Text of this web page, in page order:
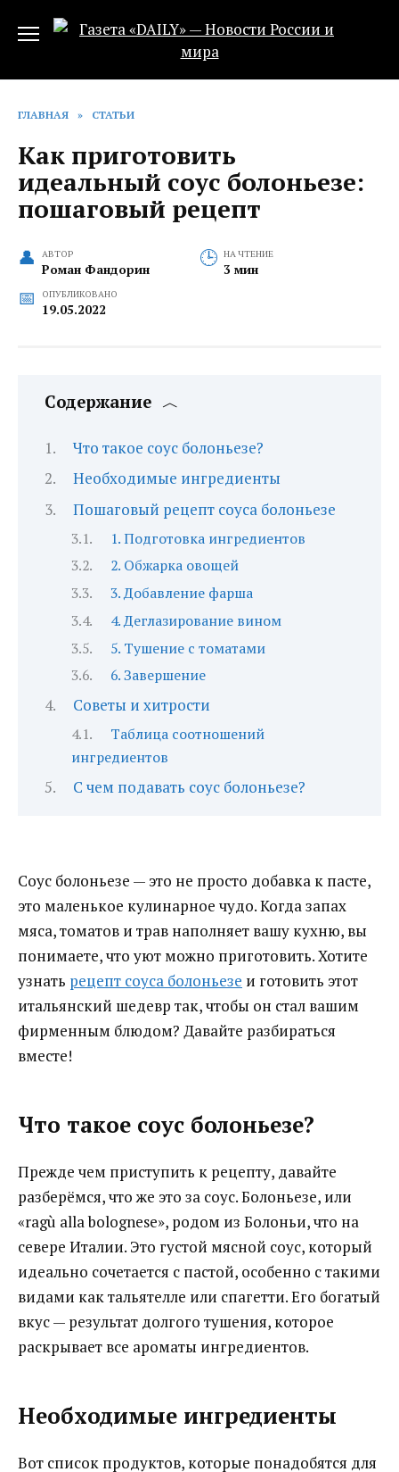
ГЛАВНАЯ » СТАТЬИ
Как приготовить
идеальный соус болоньезе:
пошаговый рецепт
АВТОР
Роман Фандорин
НА ЧТЕНИЕ
3 мин
ОПУБЛИКОВАНО
19.05.2022
Содержание
Что такое соус болоньезе?
Необходимые ингредиенты
Пошаговый рецепт соуса болоньезе
1. Подготовка ингредиентов
2. Обжарка овощей
3. Добавление фарша
4. Деглазирование вином
5. Тушение с томатами
6. Завершение
Советы и хитрости
Таблица соотношений
ингредиентов
С чем подавать соус болоньезе?
Соус болоньезе — это не просто добавка к пасте,
это маленькое кулинарное чудо. Когда запах
мяса, томатов и трав наполняет вашу кухню, вы
понимаете, что уют можно приготовить. Хотите
узнать рецепт соуса болоньезе и готовить этот
итальянский шедевр так, чтобы он стал вашим
фирменным блюдом? Давайте разбираться
вместе!
Что такое соус болоньезе?
Прежде чем приступить к рецепту, давайте
разберёмся, что же это за соус. Болоньезе, или
«ragù alla bolognese», родом из Болоньи, что на
севере Италии. Это густой мясной соус, который
идеально сочетается с пастой, особенно с такими
видами как тальятелле или спагетти. Его богатый
вкус — результат долгого тушения, которое
раскрывает все ароматы ингредиентов.
Необходимые ингредиенты
Вот список продуктов, которые понадобятся для